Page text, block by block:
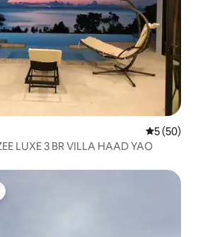
5 (50)
DE SPIEGEL VAN DE ZEE LUXE 3 BR VILLA HAAD YAO